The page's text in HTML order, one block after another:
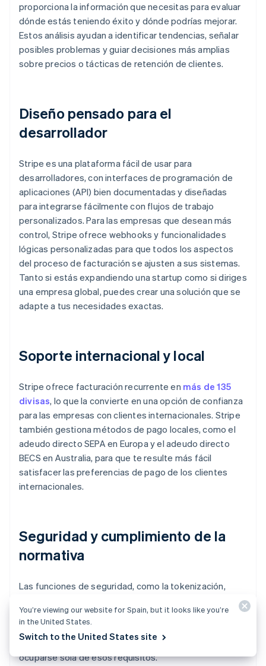
proporciona la información que necesitas para evaluar
dónde estás teniendo éxito y dónde podrías mejorar.
Estos análisis ayudan a identificar tendencias, señalar
posibles problemas y guiar decisiones más amplias
sobre precios o tácticas de retención de clientes.
Diseño pensado para el
desarrollador
Stripe es una plataforma fácil de usar para
desarrolladores, con interfaces de programación de
aplicaciones (API) bien documentadas y diseñadas
para integrarse fácilmente con flujos de trabajo
personalizados. Para las empresas que desean más
control, Stripe ofrece webhooks y funcionalidades
lógicas personalizadas para que todos los aspectos
del proceso de facturación se ajusten a sus sistemas.
Tanto si estás expandiendo una startup como si diriges
una empresa global, puedes crear una solución que se
adapte a tus necesidades exactas.
Soporte internacional y local
Stripe ofrece facturación recurrente en más de 135
divisas, lo que la convierte en una opción de confianza
para las empresas con clientes internacionales. Stripe
también gestiona métodos de pago locales, como el
adeudo directo SEPA en Europa y el adeudo directo
BECS en Australia, para que te resulte más fácil
satisfacer las preferencias de pago de los clientes
internacionales.
Seguridad y cumplimiento de la
normativa
Las funciones de seguridad, como la tokenización,
identificadores seguros para reducir tu posible
normativa PCI DSS, por lo que tu empresa no tiene que
ocuparse sola de esos requisitos.
You’re viewing our website for Spain, but it looks like you’re
in the United States.
Switch to the United States site